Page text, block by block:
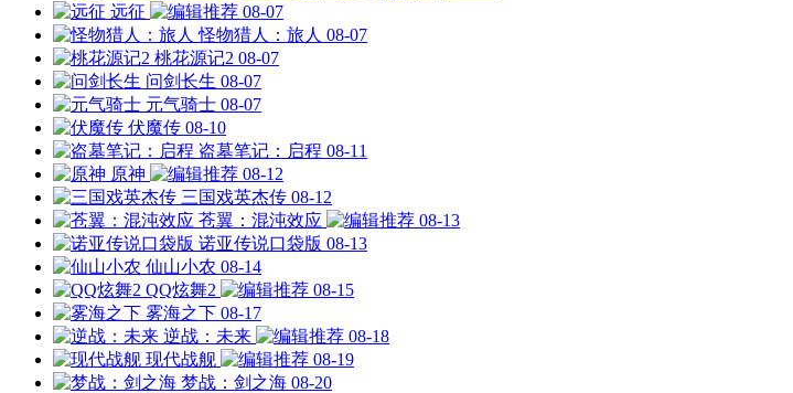
远征
08-07
怪物猎人：旅人 08-07
桃花源记2 08-07
问剑长生 08-07
元气骑士 08-07
伏魔传 08-10
盗墓笔记：启程 08-11
原神
08-12
三国戏英杰传 08-12
苍翼：混沌效应
08-13
诺亚传说口袋版 08-13
仙山小农 08-14
QQ炫舞2
08-15
雾海之下 08-17
逆战：未来
08-18
现代战舰
08-19
梦战：剑之海 08-20